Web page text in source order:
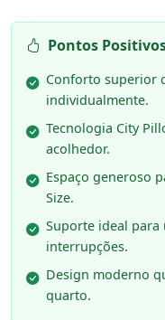
Pontos
Conforto superior
individualmente.
Tecnologia City
acolhedor.
Espaço generoso
Size.
Suporte ideal
interrupções.
Design moderno
quarto.